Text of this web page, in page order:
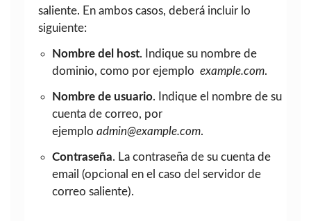
saliente. En ambos casos, deberá incluir lo
siguiente:
Nombre del host. Indique su nombre de
dominio, como por ejemplo example.com.
Nombre de usuario. Indique el nombre de su
cuenta de correo, por
ejemplo admin@example.com.
Contraseña. La contraseña de su cuenta de
email (opcional en el caso del servidor de
correo saliente).